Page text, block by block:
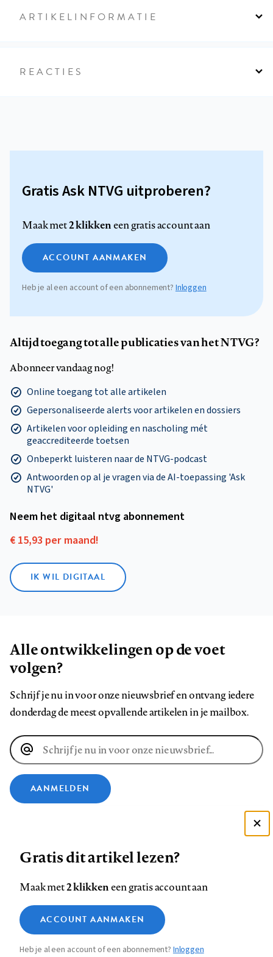
ARTIKELINFORMATIE
REACTIES
Gratis Ask NTVG uitproberen?
Maak met2 klikkeneen gratis account aan
ACCOUNT AANMAKEN
Heb je al een account of een abonnement?Inloggen
Altijd toegang tot alle publicaties van het NTVG?
Abonneer vandaag nog!
Online toegang tot alle artikelen
Gepersonaliseerde alerts voor artikelen en dossiers
Artikelen voor opleiding en nascholing mét
geaccrediteerde toetsen
Onbeperkt luisteren naar de NTVG-podcast
Antwoorden op al je vragen via de AI-toepassing 'Ask
NTVG'
Neem het digitaal ntvg abonnement
€ 15,93 per maand!
IK WIL DIGITAAL
Alle ontwikkelingen op de voet
volgen?
Schrijf je nu in voor onze nieuwsbrief en ontvang iedere
donderdag de meest opvallende artikelen in je mailbox.
E-
mailadres
AANMELDEN
ons
op
Facebook
ons
op
LinkedIn
ons
op
Bluesky
ons
op
Instagram
ons
op
YouTube
ons
Footer
navigation
Contact Colofon Disclaimer Privacy
Medische vragen verdienen
betrouwbare antwoorden
Gratis dit artikel lezen?
Maak met2 klikkeneen gratis account aan
ACCOUNT AANMAKEN
Heb je al een account of een abonnement?Inloggen
Zie onze cookie policy
Analytische cookies
Marketing cookies